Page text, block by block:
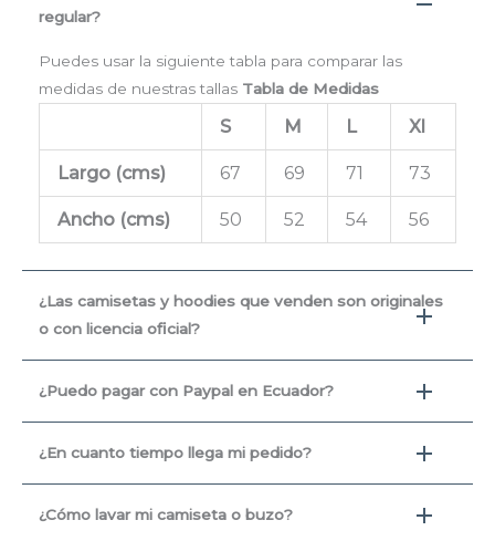
regular?
Puedes usar la siguiente tabla para comparar las
medidas de nuestras tallas Tabla de Medidas
S M L Xl
Largo (cms) 67 69 71 73
Ancho (cms) 50 52 54 56
¿Las camisetas y hoodies que venden son originales
o con licencia oficial?
¿Puedo pagar con Paypal en Ecuador?
¿En cuanto tiempo llega mi pedido?
¿Cómo lavar mi camiseta o buzo?